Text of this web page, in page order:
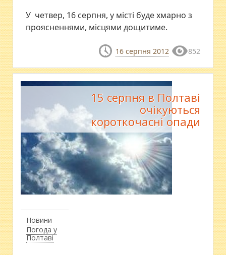
У четвер, 16 серпня, у місті буде хмарно з
проясненнями, місцями дощитиме.
16 серпня 2012 852
Новини
Погода у
Полтаві
15 серпня в Полтаві
очікуються
короткочасні опади